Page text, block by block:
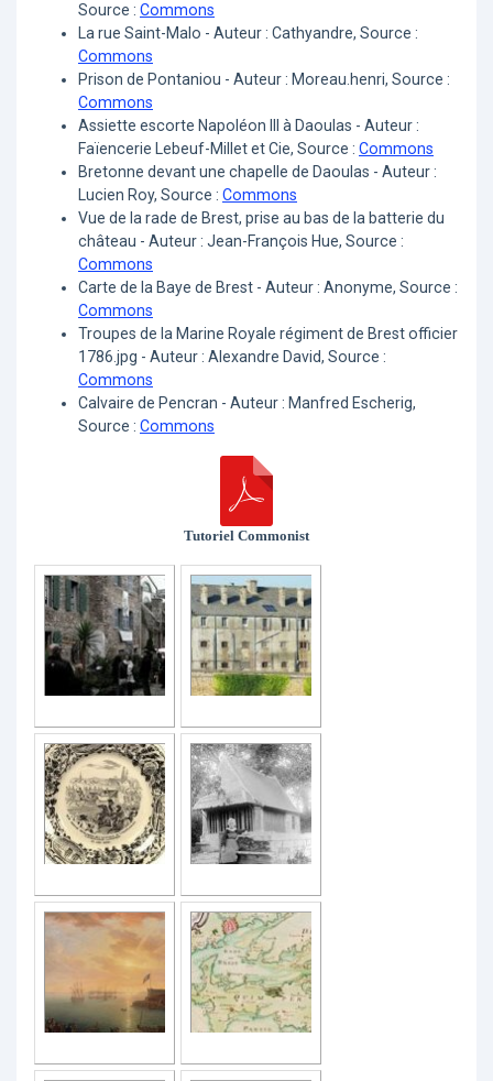
Source : Commons
La rue Saint-Malo - Auteur : Cathyandre, Source :
Commons
Prison de Pontaniou - Auteur : Moreau.henri, Source :
Commons
Assiette escorte Napoléon III à Daoulas - Auteur :
Faïencerie Lebeuf-Millet et Cie, Source : Commons
Bretonne devan­t une chapelle de Da­oulas - Auteur :
Lucien Roy, Source : Commons
Vue de la rade de Brest, prise au bas de la batterie du
château - Auteur : Jean-François Hue, Source :
Commons
Carte de la Baye de Brest - Auteur : Anonyme, Source :
Commons
Troupes de la Marine Royale régiment de Brest officier
1786.jpg - Auteur : Alexandre David, Source :
Commons
Calvaire de Pencran - Auteur : Manfred Escherig,
Source : Commons
Tutoriel Commonist